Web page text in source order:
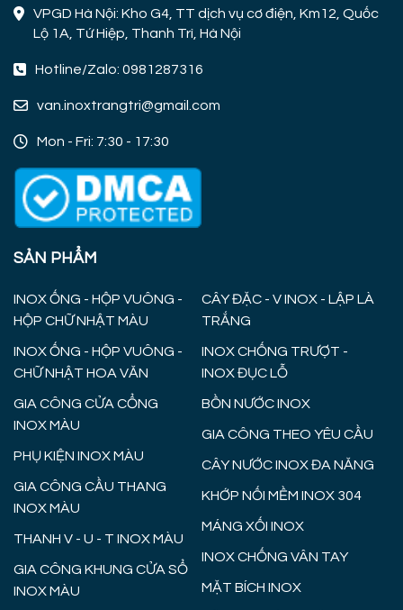
VPGD Hà Nội: Kho G4, TT dịch vụ cơ điện, Km12, Quốc
Lộ 1A, Tứ Hiệp, Thanh Trì, Hà Nội
Hotline/Zalo: 0981287316
van.inoxtrangtri@gmail.com
Mon - Fri: 7:30 - 17:30
SẢN PHẨM
INOX ỐNG - HỘP VUÔNG -
HỘP CHỮ NHẬT MÀU
INOX ỐNG - HỘP VUÔNG -
CHỮ NHẬT HOA VĂN
GIA CÔNG CỬA CỔNG
INOX MÀU
PHỤ KIỆN INOX MÀU
GIA CÔNG CẦU THANG
INOX MÀU
THANH V - U - T INOX MÀU
GIA CÔNG KHUNG CỬA SỔ
INOX MÀU
CÂY ĐẶC - V INOX - LẬP LÀ
TRẮNG
INOX CHỐNG TRƯỢT -
INOX ĐỤC LỖ
BỒN NƯỚC INOX
GIA CÔNG THEO YÊU CẦU
CÂY NƯỚC INOX ĐA NĂNG
KHỚP NỐI MỀM INOX 304
MÁNG XỐI INOX
INOX CHỐNG VÂN TAY
MẶT BÍCH INOX